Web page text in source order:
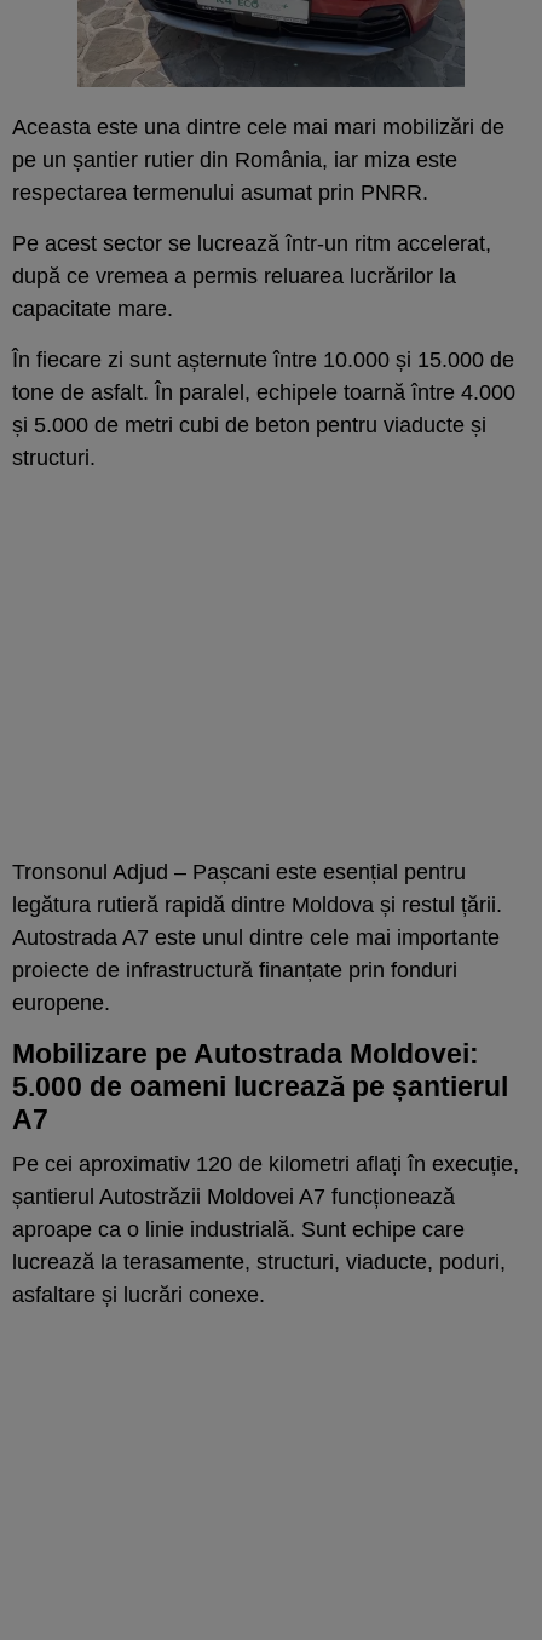
Aceasta este una dintre cele mai mari mobilizări de
pe un șantier rutier din România, iar miza este
respectarea termenului asumat prin PNRR.
Pe acest sector se lucrează într-un ritm accelerat,
după ce vremea a permis reluarea lucrărilor la
capacitate mare.
În fiecare zi sunt așternute între 10.000 și 15.000 de
tone de asfalt. În paralel, echipele toarnă între 4.000
și 5.000 de metri cubi de beton pentru viaducte și
structuri.
Tronsonul Adjud – Pașcani este esențial pentru
legătura rutieră rapidă dintre Moldova și restul țării.
Autostrada A7 este unul dintre cele mai importante
proiecte de infrastructură finanțate prin fonduri
europene.
Mobilizare pe Autostrada Moldovei:
5.000 de oameni lucrează pe șantierul
A7
Pe cei aproximativ 120 de kilometri aflați în execuție,
șantierul Autostrăzii Moldovei A7 funcționează
aproape ca o linie industrială. Sunt echipe care
lucrează la terasamente, structuri, viaducte, poduri,
asfaltare și lucrări conexe.